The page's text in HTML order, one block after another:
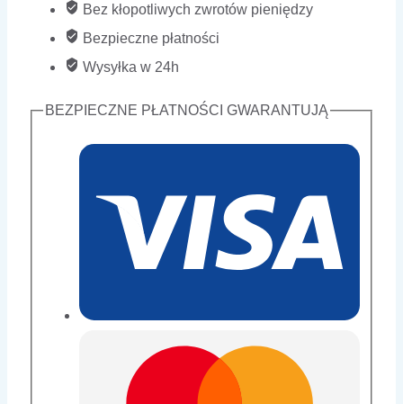
X3052H
Bez kłopotliwych zwrotów pieniędzy
Bezpieczne płatności
Wysyłka w 24h
BEZPIECZNE PŁATNOŚCI GWARANTUJĄ